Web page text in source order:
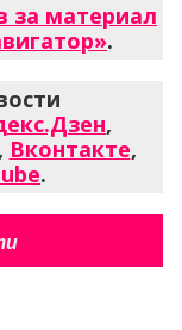
за материал
.
,
Вконтакте,
.